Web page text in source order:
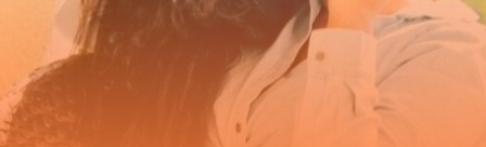
ಅಮೂಲ್ಯ ಗೌಡ